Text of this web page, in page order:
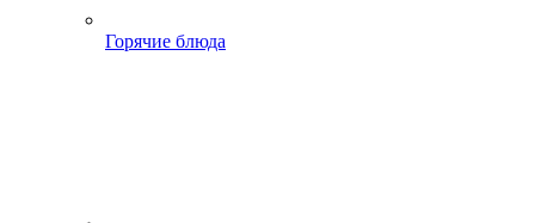
Горячие блюда